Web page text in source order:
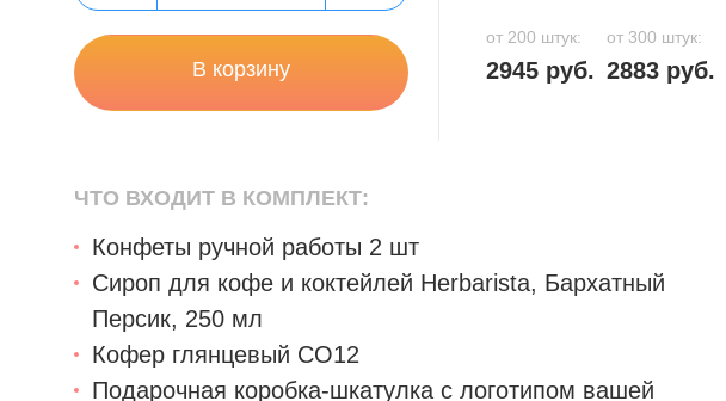
В корзину
от 200 штук: от 300 штук:
2945 руб. 2883 руб.
ЧТО ВХОДИТ В КОМПЛЕКТ:
Конфеты ручной работы 2 шт
Сироп для кофе и коктейлей Herbarista, Бархатный
Персик, 250 мл
Кофер глянцевый CO12
Подарочная коробка-шкатулка с логотипом вашей